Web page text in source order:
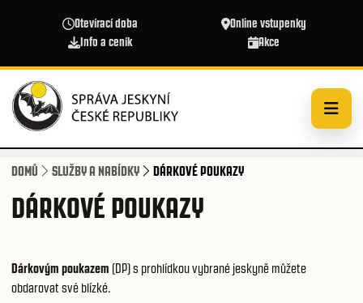
Otevírací doba
Online vstupenky
Info a ceník
Akce
DOMŮ SLUŽBY A NABÍDKY DÁRKOVÉ POUKAZY
DÁRKOVÉ POUKAZY
Dárkovým poukazem (DP) s prohlídkou vybrané jeskyně můžete
obdarovat své blízké.